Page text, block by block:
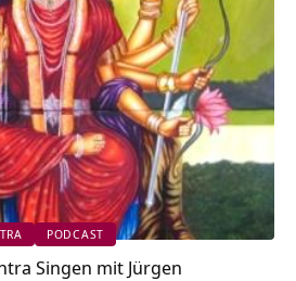
PODCAST
Singen mit Jürgen